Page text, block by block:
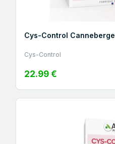
Cys-Control Canneberge
Cys-Control
22.99 €